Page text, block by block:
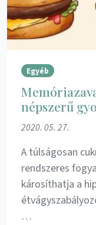
Egyéb
népszerű
2020. 05. 27.
A túlságosan
rendszeres
károsíthatja a
…